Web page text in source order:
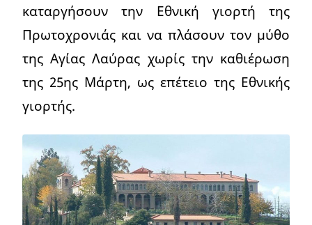
καταργήσουν την Εθνική γιορτή της
Πρωτοχρονιάς και να πλάσουν τον μύθο
της Αγίας Λαύρας χωρίς την καθιέρωση
της 25ης Μάρτη, ως επέτειο της Εθνικής
γιορτής.